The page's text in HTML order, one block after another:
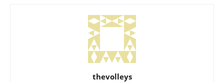
thevolleys